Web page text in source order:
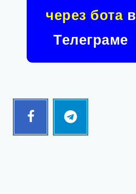
через ботав
Телеграме
Facebook
Follow
Telegram
Follow